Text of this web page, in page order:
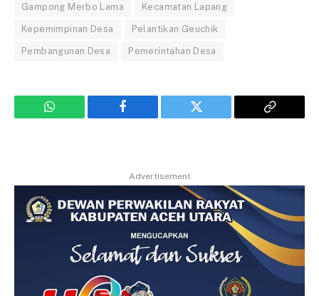
Gampong Merbo Lama Kecamatan Lapang
Kepemimpinan Desa Pelantikan Geuchik
Pembangunan Desa Pemerintahan Desa
WhatsApp Facebook Twitter
Copy
Advertisement